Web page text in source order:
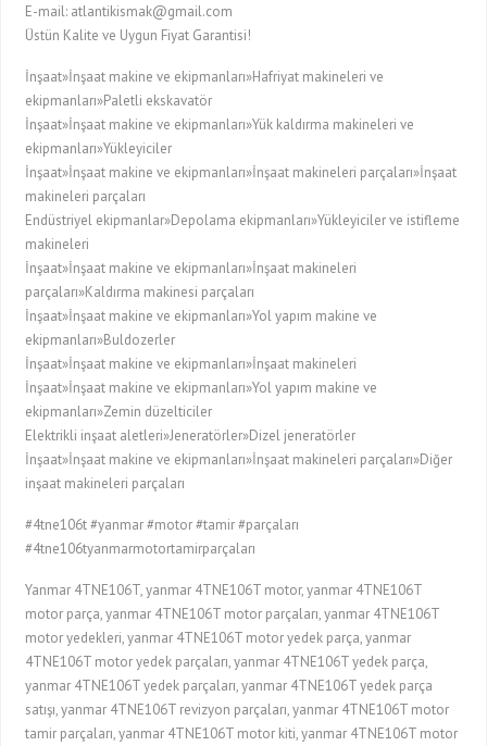
E-mail: atlantikismak@gmail.com
Üstün Kalite ve Uygun Fiyat Garantisi!
İnşaat»İnşaat makine ve ekipmanları»Hafriyat makineleri ve
ekipmanları»Paletli ekskavatör
İnşaat»İnşaat makine ve ekipmanları»Yük kaldırma makineleri ve
ekipmanları»Yükleyiciler
İnşaat»İnşaat makine ve ekipmanları»İnşaat makineleri parçaları»İnşaat
makineleri parçaları
Endüstriyel ekipmanlar»Depolama ekipmanları»Yükleyiciler ve istifleme
makineleri
İnşaat»İnşaat makine ve ekipmanları»İnşaat makineleri
parçaları»Kaldırma makinesi parçaları
İnşaat»İnşaat makine ve ekipmanları»Yol yapım makine ve
ekipmanları»Buldozerler
İnşaat»İnşaat makine ve ekipmanları»İnşaat makineleri
İnşaat»İnşaat makine ve ekipmanları»Yol yapım makine ve
ekipmanları»Zemin düzelticiler
Elektrikli inşaat aletleri»Jeneratörler»Dizel jeneratörler
İnşaat»İnşaat makine ve ekipmanları»İnşaat makineleri parçaları»Diğer
inşaat makineleri parçaları
#4tne106t #yanmar #motor #tamir #parçaları
#4tne106tyanmarmotortamirparçaları
Yanmar 4TNE106T, yanmar 4TNE106T motor, yanmar 4TNE106T
motor parça, yanmar 4TNE106T motor parçaları, yanmar 4TNE106T
motor yedekleri, yanmar 4TNE106T motor yedek parça, yanmar
4TNE106T motor yedek parçaları, yanmar 4TNE106T yedek parça,
yanmar 4TNE106T yedek parçaları, yanmar 4TNE106T yedek parça
satışı, yanmar 4TNE106T revizyon parçaları, yanmar 4TNE106T motor
tamir parçaları, yanmar 4TNE106T motor kiti, yanmar 4TNE106T motor